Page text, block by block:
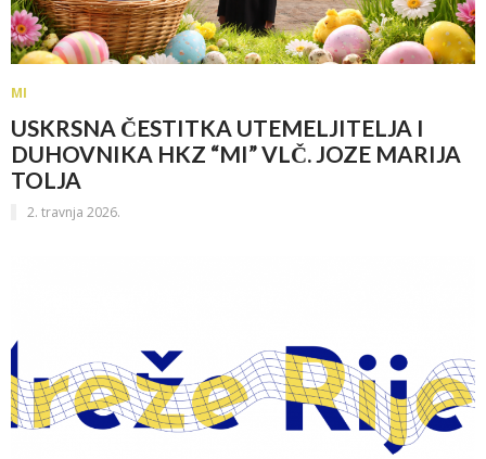
MI
USKRSNA ČESTITKA UTEMELJITELJA I
DUHOVNIKA HKZ “MI” VLČ. JOZE MARIJA
TOLJA
2. travnja 2026.